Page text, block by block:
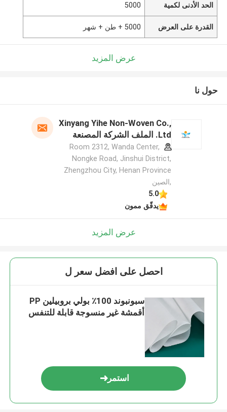
الحد الأدنى لكمية 5000
القدرة على العرض 5000 + طن + شهر
عرض المزيد
حول نا
Xinyang Yihe Non-Woven Co.,
Ltd. الملف الشركة المصنعة
Room 2312, Wanda Center,
Nongke Road, Jinshui District,
Zhengzhou City, Henan Province
,الصين
5.0
يدقّق ممون
عرض المزيد
احصل على افضل سعر ل
سبونبوند 100٪ بولي بروبيلين PP
أقمشة غير منسوجة قابلة للتنفس
استمر